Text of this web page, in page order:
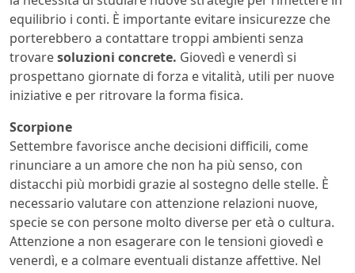
equilibrio i conti. È importante evitare insicurezze che
porterebbero a contattare troppi ambienti senza
trovaresoluzioni concrete. Giovedì e venerdì si
prospettano giornate di forza e vitalità, utili per nuove
iniziative e per ritrovare la forma fisica.
Scorpione
Settembre favorisce anche decisioni difficili, come
rinunciare a un amore che non ha più senso, con
distacchi più morbidi grazie al sostegno delle stelle. È
necessario valutare con attenzione relazioni nuove,
specie se con persone molto diverse per età o cultura.
Attenzione a non esagerare con le tensioni giovedì e
venerdì, e a colmare eventuali distanze affettive. Nel